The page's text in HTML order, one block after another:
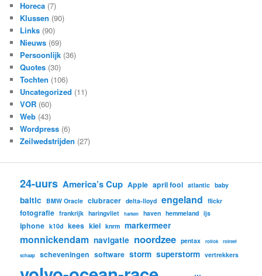
Horeca (7)
Klussen (90)
Links (90)
Nieuws (69)
Persoonlijk (36)
Quotes (30)
Tochten (106)
Uncategorized (11)
VOR (60)
Web (43)
Wordpress (6)
Zeilwedstrijden (27)
24-uurs America’s Cup Apple april fool atlantic baby
baltic BMW Oracle clubracer delta-lloyd engeland flickr
fotografie frankrijk haringvliet harken haven hemmeland ijs
iphone k10d kees kiel knrm markermeer
monnickendam navigatie noordzee pentax rolfok rolreef
schaap scheveningen software storm superstorm vertrekkers